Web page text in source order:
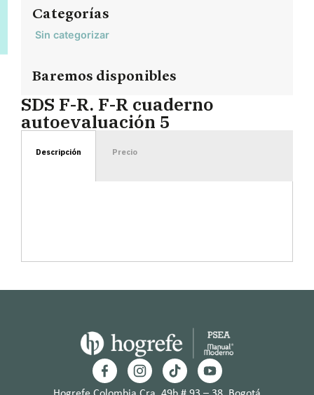
Categorías
Sin categorizar
Baremos disponibles
SDS F-R. F-R cuaderno
autoevaluación 5
Descripción Precio